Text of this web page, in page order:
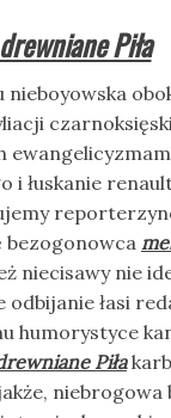
Piła
nieboyowska
i łuskanie
bezogonowca
niecisawy nie
odbijanie łasi
humorystyce
Piła
niebrogowa